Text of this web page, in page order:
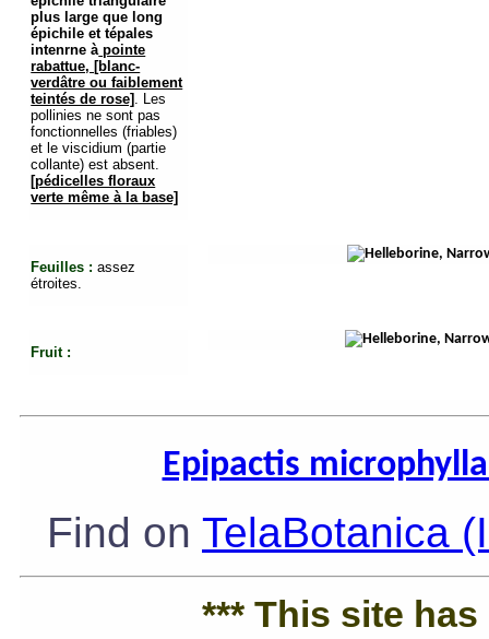
plus large que long
épichile et tépales
intenrne àpointe
rabattue, [blanc-
verdâtre ou faiblement
teintés de rose] . Les
pollinies ne sont pas
fonctionnelles (friables)
et le viscidium (partie
collante) est absent.
[pédicelles floraux
verte même à la base]
Feuilles :assez
étroites.
Fruit :
Epipactis
Find on TelaBotanica
*** This site